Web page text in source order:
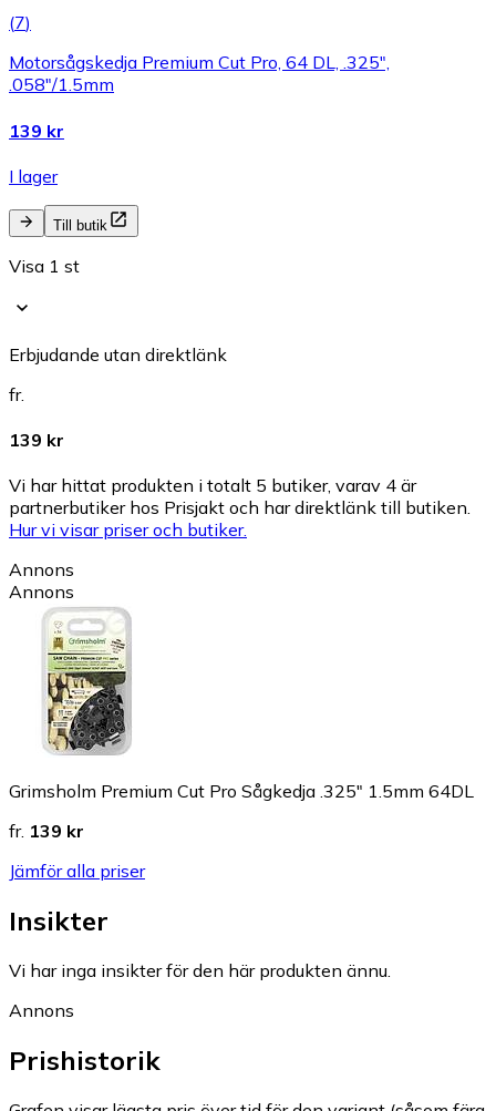
(7)
Motorsågskedja Premium Cut Pro, 64 DL, .325",
.058"/1.5mm
139 kr
I lager
Till butik
Visa 1 st
Erbjudande utan direktlänk
fr.
139 kr
Vi har hittat produkten i totalt 5 butiker, varav 4 är
partnerbutiker hos Prisjakt och har direktlänk till butiken.
Hur vi visar priser och butiker.
Annons
Annons
Grimsholm Premium Cut Pro Sågkedja .325" 1.5mm 64DL
fr. 139 kr
Jämför alla priser
Insikter
Vi har inga insikter för den här produkten ännu.
Annons
Prishistorik